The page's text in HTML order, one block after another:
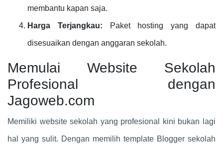
membantu kapan saja.
Harga Terjangkau: Paket hosting yang dapat
disesuaikan dengan anggaran sekolah.
Memulai Website Sekolah
Profesional dengan
Jagoweb.com
Memiliki website sekolah yang profesional kini bukan lagi
hal yang sulit. Dengan memilih template Blogger sekolah